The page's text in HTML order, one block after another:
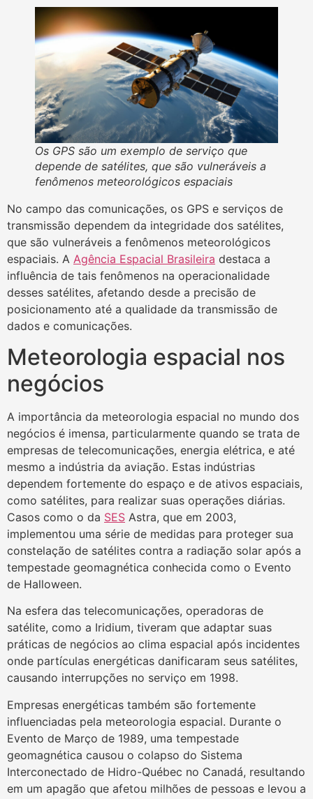
Os GPS são um exemplo de serviço que
depende de satélites, que são vulneráveis a
fenômenos meteorológicos espaciais
No campo das comunicações, os GPS e serviços de
transmissão dependem da integridade dos satélites,
que são vulneráveis a fenômenos meteorológicos
espaciais. A Agência Espacial Brasileira destaca a
influência de tais fenômenos na operacionalidade
desses satélites, afetando desde a precisão de
posicionamento até a qualidade da transmissão de
dados e comunicações.
Meteorologia espacial nos
negócios
A importância da meteorologia espacial no mundo dos
negócios é imensa, particularmente quando se trata de
empresas de telecomunicações, energia elétrica, e até
mesmo a indústria da aviação. Estas indústrias
dependem fortemente do espaço e de ativos espaciais,
como satélites, para realizar suas operações diárias.
Casos como o da SES Astra, que em 2003,
implementou uma série de medidas para proteger sua
constelação de satélites contra a radiação solar após a
tempestade geomagnética conhecida como o Evento
de Halloween.
Na esfera das telecomunicações, operadoras de
satélite, como a Iridium, tiveram que adaptar suas
práticas de negócios ao clima espacial após incidentes
onde partículas energéticas danificaram seus satélites,
causando interrupções no serviço em 1998.
Empresas energéticas também são fortemente
influenciadas pela meteorologia espacial. Durante o
Evento de Março de 1989, uma tempestade
geomagnética causou o colapso do Sistema
Interconectado de Hidro-Québec no Canadá, resultando
em um apagão que afetou milhões de pessoas e levou a